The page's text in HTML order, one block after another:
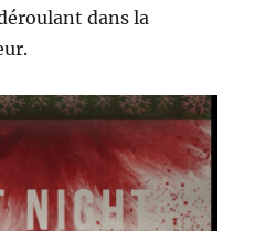
dans la